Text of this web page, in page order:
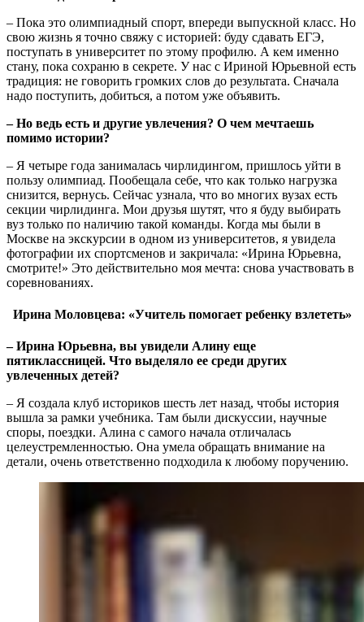
‒ Пока это олимпиадный спорт, впереди выпускной класс. Но
свою жизнь я точно свяжу с историей: буду сдавать ЕГЭ,
поступать в университет по этому профилю. А кем именно
стану, пока сохраню в секрете. У нас с Ириной Юрьевной есть
традиция: не говорить громких слов до результата. Сначала
надо поступить, добиться, а потом уже объявить.
‒ Но ведь есть и другие увлечения? О чем мечтаешь
помимо истории?
‒ Я четыре года занималась чирлидингом, пришлось уйти в
пользу олимпиад. Пообещала себе, что как только нагрузка
снизится, вернусь. Сейчас узнала, что во многих вузах есть
секции чирлидинга. Мои друзья шутят, что я буду выбирать
вуз только по наличию такой команды. Когда мы были в
Москве на экскурсии в одном из университетов, я увидела
фотографии их спортсменов и закричала: «Ирина Юрьевна,
смотрите!» Это действительно моя мечта: снова участвовать в
соревнованиях.
Ирина Моловцева: «Учитель помогает ребенку взлететь»
‒ Ирина Юрьевна, вы увидели Алину еще
пятиклассницей. Что выделяло ее среди других
увлеченных детей?
‒ Я создала клуб историков шесть лет назад, чтобы история
вышла за рамки учебника. Там были дискуссии, научные
споры, поездки. Алина с самого начала отличалась
целеустремленностью. Она умела обращать внимание на
детали, очень ответственно подходила к любому поручению.